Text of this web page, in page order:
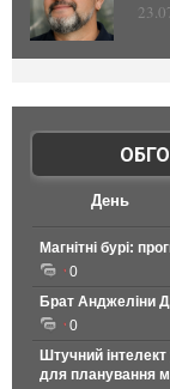
День
Магнітні бурі:
0
Брат Анджеліни
0
Штучний
для планування